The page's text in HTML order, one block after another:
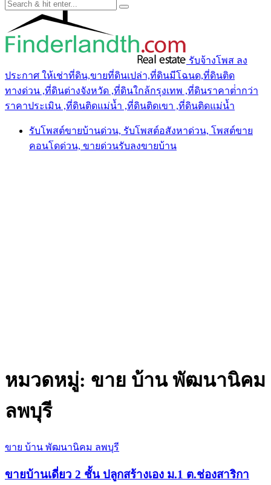
รับจ้างโพส ลง
ประกาศ ให้เช่าที่ดิน,ขายที่ดินเปล่า,ที่ดินมีโฉนด,ที่ดินติด
ทางด่วน ,ที่ดินต่างจังหวัด ,ที่ดินใกล้กรุงเทพ ,ที่ดินราคาต่ํากว่า
ราคาประเมิน ,ที่ดินติดแม่น้ำ ,ที่ดินติดเขา ,ที่ดินติดแม่น้ำ
รับโพสต์ขายบ้านด่วน, รับโพสต์อสังหาด่วน, โพสต์ขาย
คอนโดด่วน, ขายด่วนรับลงขายบ้าน
หมวดหมู่: ขาย บ้าน พัฒนานิคม
ลพบุรี
ขาย บ้าน พัฒนานิคม ลพบุรี
ขายบ้านเดี่ยว 2 ชั้น ปลูกสร้างเอง ม.1 ต.ช่องสาริกา